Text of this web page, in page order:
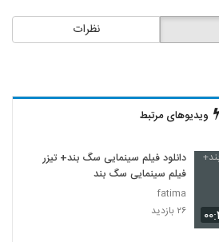
جرموز
دانلود فیلم بیچاره ها
دانلود فیلم این زن ها ساخته عباس رزیجی
۳,۲۰۰ بازدید
نظرات
ویدیوهای مرتبط
دانلود فیلم سینمایی سگ بند+ تیزر
فیلم سینمایی سگ بند
fatima
۲۶ بازدید